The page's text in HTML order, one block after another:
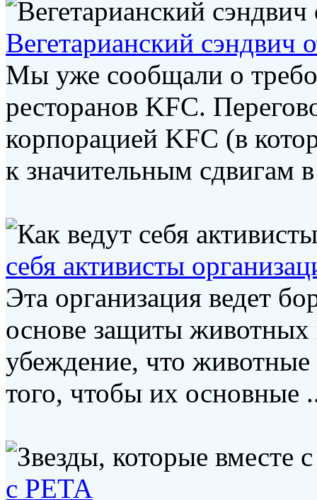
Вегетарианский сэндвич
Мы уже сообщали о
ресторанов KFC.
корпорацией KFC (в
к значительным сдвигам
себя активисты
Эта организация ведет
основе защиты
убеждение, что
того, чтобы их основные
с РЕТА